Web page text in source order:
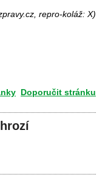
repro-koláž: X)
Doporučit stránku